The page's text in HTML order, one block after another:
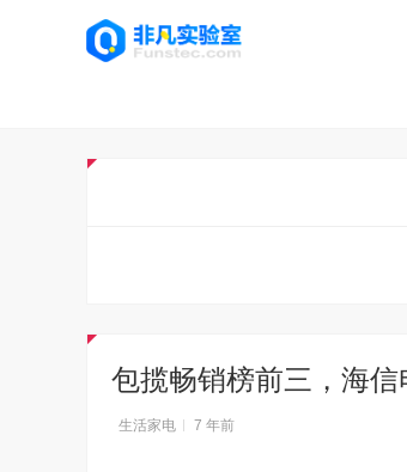
包揽畅销榜前三，海
生活家电 7 年前